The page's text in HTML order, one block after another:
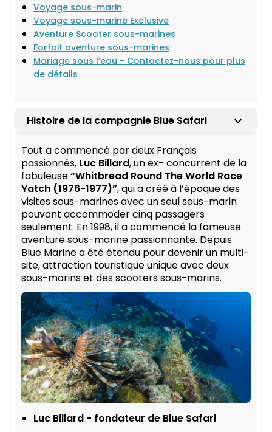
Voyage sous-marin
Voyage sous-marine Exclusive
Aventure Scooter sous-marines
Forfait aventure sous-marines
Mariage sous l’eau - Contactez-nous pour plus
de détails
Histoire de la compagnie Blue Safari
Tout a commencé par deux Français
passionnés, Luc Billard, un ex- concurrent de la
fabuleuse“Whitbread Round The World Race
Yatch (1976-1977)”, qui a créé à l’époque des
visites sous-marines avec un seul sous-marin
pouvant accommoder cinq passagers
seulement. En 1998, il a commencé la fameuse
aventure sous-marine passionnante. Depuis
Blue Marine a été étendu pour devenir un multi-
site, attraction touristique unique avec deux
sous-marins et des scooters sous-marins.
Luc Billard - fondateur de Blue Safari